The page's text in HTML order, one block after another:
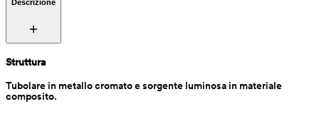
Descrizione
Struttura
Tubolare in metallo cromato e sorgente luminosa in materiale
composito.